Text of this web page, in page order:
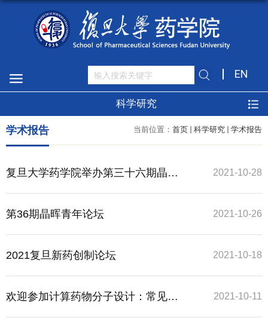
EN
科学研究
当前位置： 首页 科学研究 学术报告
学术报告
复旦大学药学院举办第三十六期晶晖
青年学术论坛
2021-10-28
第36期晶晖青年论坛 2021-10-26
2021复旦新药创制论坛 2021-10-18
欢迎参加计算药物分子设计：常见的 2021-10-11